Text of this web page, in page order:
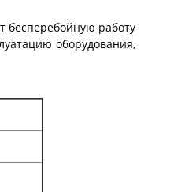
бесперебойную работу
оборудования,